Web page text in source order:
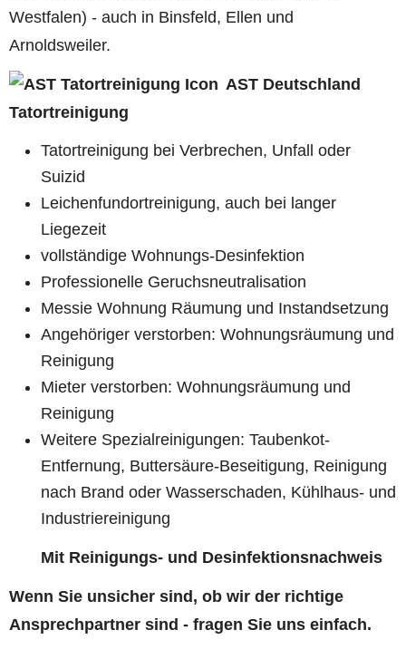
Westfalen) - auch in Binsfeld, Ellen und
Arnoldsweiler.
AST Deutschland
Tatortreinigung
Tatortreinigung bei Verbrechen, Unfall oder
Suizid
Leichenfundortreinigung, auch bei langer
Liegezeit
vollständige Wohnungs-Desinfektion
Professionelle Geruchsneutralisation
Messie Wohnung Räumung und Instandsetzung
Angehöriger verstorben: Wohnungsräumung und
Reinigung
Mieter verstorben: Wohnungsräumung und
Reinigung
Weitere Spezialreinigungen: Taubenkot-
Entfernung, Buttersäure-Beseitigung, Reinigung
nach Brand oder Wasserschaden, Kühlhaus- und
Industriereinigung
Mit Reinigungs- und Desinfektionsnachweis
Wenn Sie unsicher sind, ob wir der richtige
Ansprechpartner sind - fragen Sie uns einfach.